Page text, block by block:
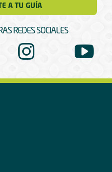
A TU GUÍA
REDES SOCIALES